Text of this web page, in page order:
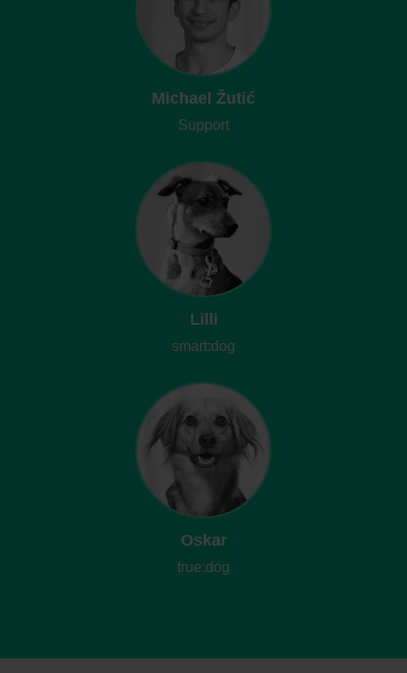
Michael Žutić
Support
Lilli
smart:dog
Oskar
true:dog